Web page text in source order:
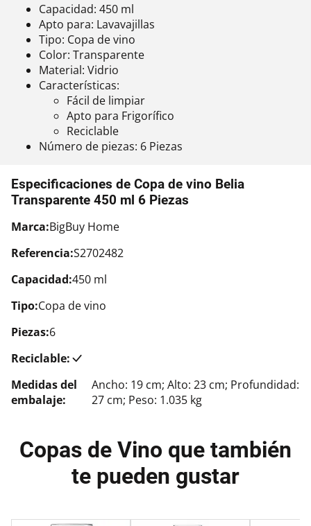
Capacidad: 450 ml
Apto para: Lavavajillas
Tipo: Copa de vino
Color: Transparente
Material: Vidrio
Características:
Fácil de limpiar
Apto para Frigorífico
Reciclable
Número de piezas: 6 Piezas
Especificaciones de Copa de vino Belia
Transparente 450 ml 6 Piezas
Marca:BigBuy Home
Referencia:S2702482
Capacidad:450 ml
Tipo:Copa de vino
Piezas:6
Reciclable:
Medidas del
embalaje:
Ancho: 19 cm; Alto: 23 cm; Profundidad:
27 cm; Peso: 1.035 kg
Copas de Vino que también
te pueden gustar